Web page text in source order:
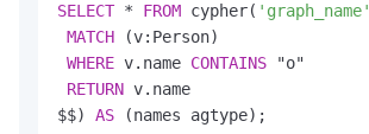
SELECT * FROM cypher( 'graph_name'
MATCH (v:Person)
WHERE v.name CONTAINS "o"
RETURN v.name
$$) AS (names agtype);